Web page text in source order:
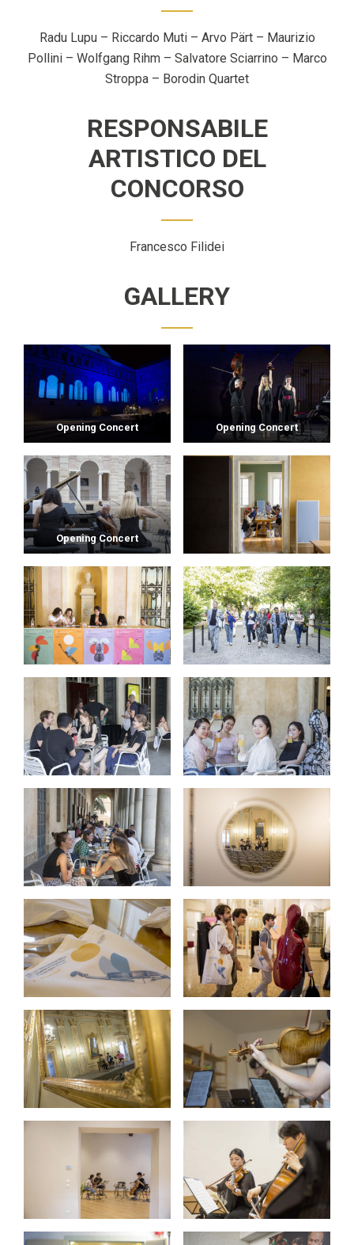
Radu Lupu – Riccardo Muti – Arvo Pärt – Maurizio
Pollini – Wolfgang Rihm – Salvatore Sciarrino – Marco
Stroppa – Borodin Quartet
RESPONSABILE
ARTISTICO DEL
CONCORSO
Francesco Filidei
GALLERY
Opening Concert Opening Concert
Opening Concert